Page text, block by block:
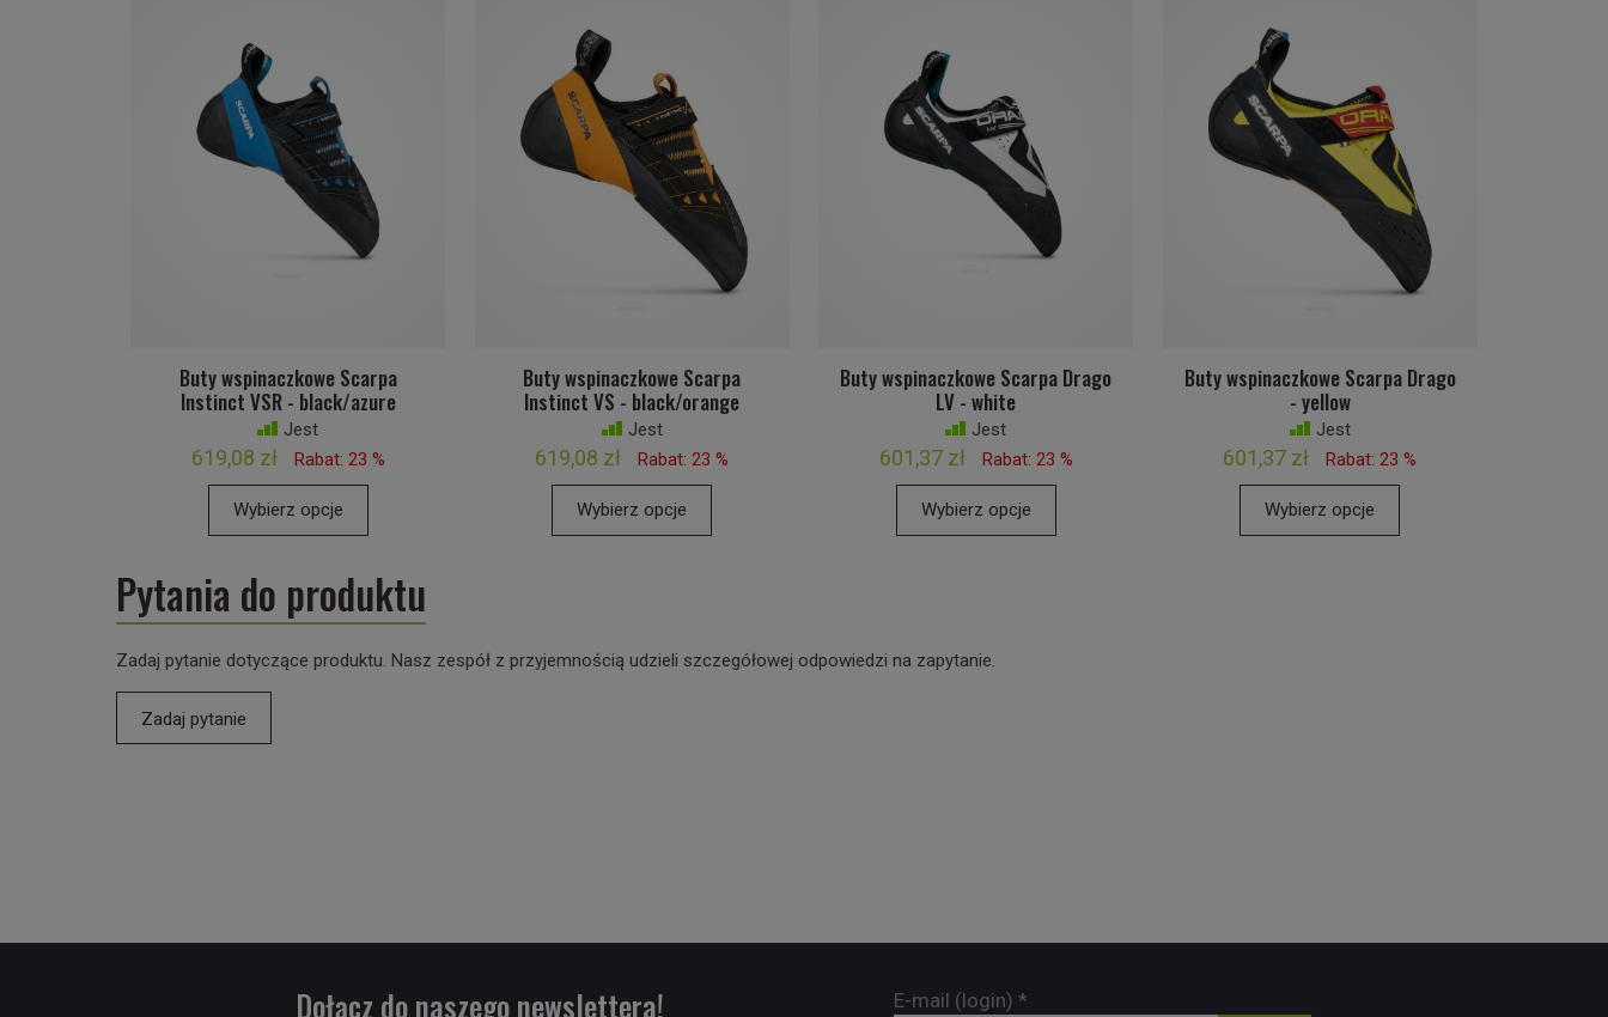
Buty wspinaczkowe Scarpa
Instinct VSR - black/azure
Jest
619,08 zł Rabat: 23 %
Wybierz opcje
Buty wspinaczkowe Scarpa
Instinct VS - black/orange
Jest
619,08 zł Rabat: 23 %
Wybierz opcje
Buty wspinaczkowe Scarpa Drago
LV - white
Jest
601,37 zł Rabat: 23 %
Wybierz opcje
Buty wspinaczkowe Scarpa Drago
- yellow
Jest
601,37 zł Rabat: 23 %
Wybierz opcje
Pytania do produktu
Zadaj pytanie dotyczące produktu. Nasz zespół z przyjemnością udzieli szczegółowej odpowiedzi na zapytanie.
Zadaj pytanie
Dołącz do naszego newslettera! E-mail (login) *